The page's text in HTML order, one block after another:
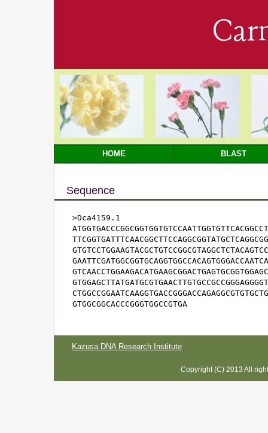
HOME BLAST
Sequence
>Dca4159.1
GTGGCGGCACCCGGGTGGCCGTGA
Kazusa DNA Research Institute
Copyright (C) 2013 All